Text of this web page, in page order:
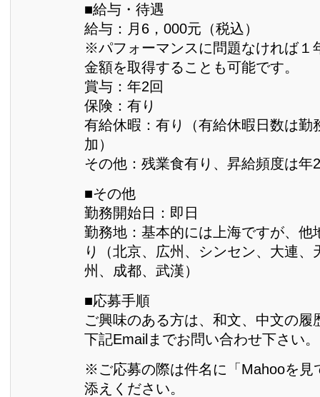
■給与・待遇
給与：月6，000元（税込）
※パフォーマンスに問題なければ１
金額を取得することも可能です。
賞与：年2回
保険：有り
有給休暇：有り（有給休暇日数は勤
加）
その他：残業食有り、昇給頻度は年
■その他
勤務開始日：即日
勤務地：基本的には上海ですが、他
り（北京、広州、シンセン、大連、
州、成都、武漢）
■応募手順
ご興味のある方は、和文、中文の履
下記Emailまでお問い合わせ下さい。
※ご応募の際は件名に「Mahooを見
添えください。